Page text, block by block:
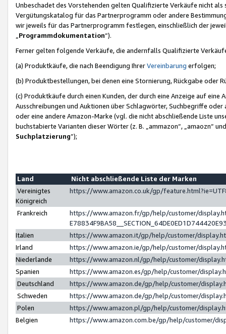
Unbeschadet des Vorstehenden gelten Qualifizierte Verkäufe nicht
Vergütungskatalog für das Partnerprogramm oder andere
wir jeweils für das Partnerprogramm festlegen, einschließlich der
Programmdokumentation“).
Ferner gelten folgende Verkäufe, die andernfalls Qualifizierte
(a) Produktkäufe, die nach Beendigung IhrerVereinbarung erfolgen;
(b) Produktbestellungen, bei denen eine Stornierung, Rückgabe oder
(c) Produktkäufe durch einen Kunden, der durch eine Anzeige auf
Ausschreibungen und Auktionen über Schlagwörter, Suchbegriffe
oder eine andere Amazon-Marke (vgl. die nicht abschließende Liste
buchstabierte Varianten dieser Wörter (z. B. „ammazon“, „amaozn“
Suchplatzierung”);
Land
Nicht abschließende Liste der Marken
Vereinigtes
Königreich
https://www.amazon.co.uk/gp/
Frankreich
https://www.amazon.fr/gp/help/customer/
Italien
https://www.amazon.it/gp/help/customer/
Irland
https://www.amazon.ie/gp/help/customer/
Niederlande
https://www.amazon.nl/gp/help/customer/
Spanien
https://www.amazon.es/gp/help/customer/
Deutschland
https://www.amazon.de/gp/help/customer/
Schweden
https://www.amazon.de/gp/help/customer/
Polen
https://www.amazon.pl/gp/help/customer/
Belgien
https://www.amazon.com.be/gp/help/customer/